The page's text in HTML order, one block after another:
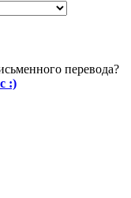
перевода?
:)